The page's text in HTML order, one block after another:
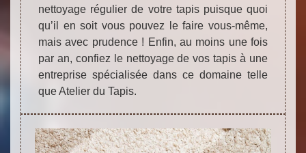
nettoyage régulier de votre tapis puisque quoi
qu’il en soit vous pouvez le faire vous-même,
mais avec prudence ! Enfin, au moins une fois
par an, confiez le nettoyage de vos tapis à une
entreprise spécialisée dans ce domaine telle
que Atelier du Tapis.